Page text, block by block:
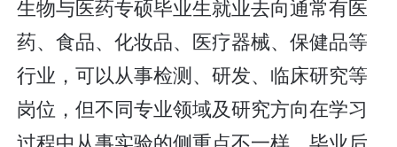
生物与医药专硕毕业生就业去向通常有医
药、食品、化妆品、医疗器械、保健品等
行业，可以从事检测、研发、临床研究等
岗位，但不同专业领域及研究方向在学习
过程中从事实验的侧重点不一样，毕业后